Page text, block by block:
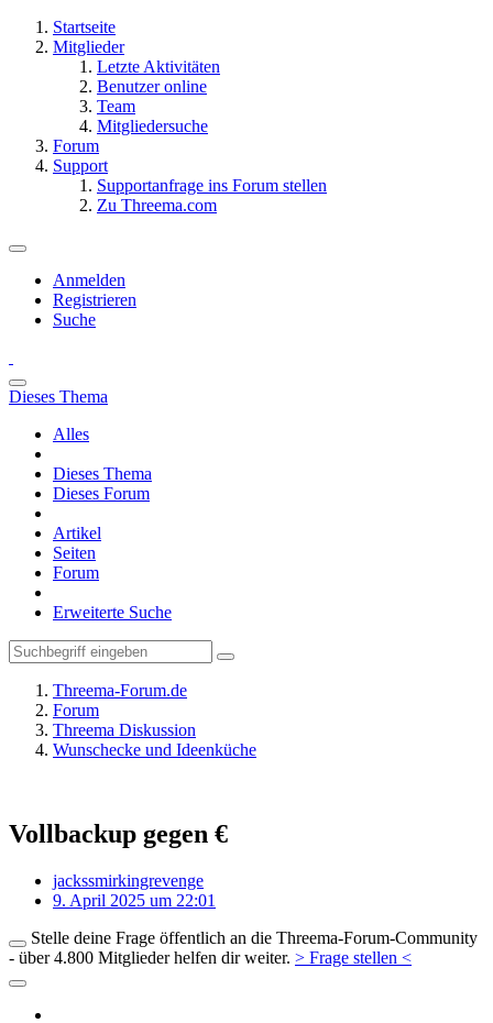
Startseite
Mitglieder
Letzte Aktivitäten
Benutzer online
Team
Mitgliedersuche
Forum
Support
Supportanfrage ins Forum stellen
Zu Threema.com
Anmelden
Registrieren
Suche
Dieses Thema
Alles
Dieses Thema
Dieses Forum
Artikel
Seiten
Forum
Erweiterte Suche
Threema-Forum.de
Forum
Threema Diskussion
Wunschecke und Ideenküche
Vollbackup gegen €
jackssmirkingrevenge
9. April 2025 um 22:01
Stelle deine Frage öffentlich an die Threema-Forum-Community
- über 4.800 Mitglieder helfen dir weiter. > Frage stellen <